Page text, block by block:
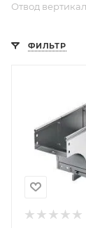
Отвод
ФИЛЬТР